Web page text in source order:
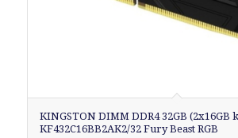
KINGSTON DIMM DDR4 32GB (2x16GB
KF432C16BB2AK2/32 Fury Beast RGB